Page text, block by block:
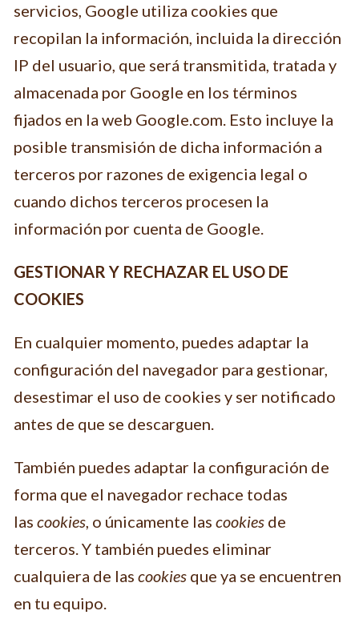
servicios, Google utiliza cookies que
recopilan la información, incluida la dirección
IP del usuario, que será transmitida, tratada y
almacenada por Google en los términos
fijados en la web Google.com. Esto incluye la
posible transmisión de dicha información a
terceros por razones de exigencia legal o
cuando dichos terceros procesen la
información por cuenta de Google.
GESTIONAR Y RECHAZAR EL USO DE
COOKIES
En cualquier momento, puedes adaptar la
configuración del navegador para gestionar,
desestimar el uso de cookies y ser notificado
antes de que se descarguen.
También puedes adaptar la configuración de
forma que el navegador rechace todas
las cookies, o únicamente las cookies de
terceros. Y también puedes eliminar
cualquiera de las cookies que ya se encuentren
en tu equipo.